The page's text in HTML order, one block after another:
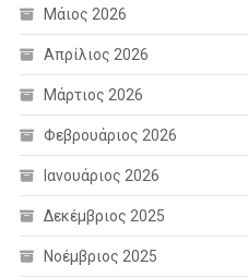
Μάιος 2026
Απρίλιος 2026
Μάρτιος 2026
Φεβρουάριος 2026
Ιανουάριος 2026
Δεκέμβριος 2025
Νοέμβριος 2025